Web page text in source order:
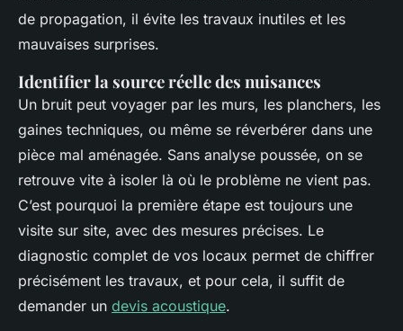
de propagation, il évite les travaux inutiles et les
mauvaises surprises.
Identifier la source réelle des nuisances
Un bruit peut voyager par les murs, les planchers, les
gaines techniques, ou même se réverbérer dans une
pièce mal aménagée. Sans analyse poussée, on se
retrouve vite à isoler là où le problème ne vient pas.
C’est pourquoi la première étape est toujours une
visite sur site, avec des mesures précises. Le
diagnostic complet de vos locaux permet de chiffrer
précisément les travaux, et pour cela, il suffit de
demander un devis acoustique.